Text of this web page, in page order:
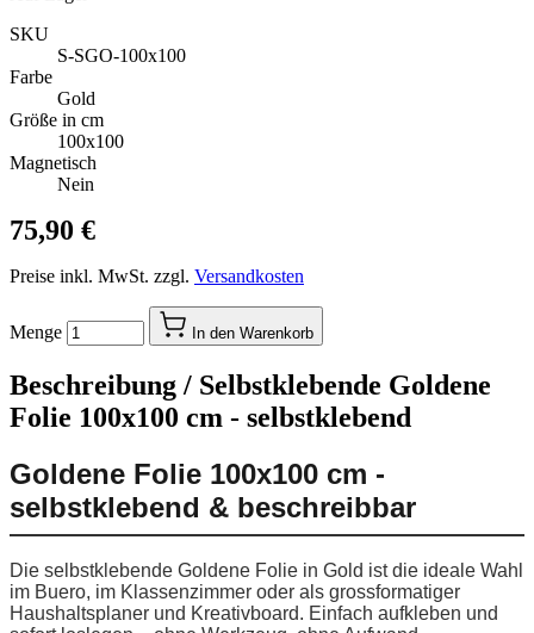
SKU
S-SGO-100x100
Farbe
Gold
Größe in cm
100x100
Magnetisch
Nein
75,90 €
Preise inkl. MwSt. zzgl. Versandkosten
Menge In den Warenkorb
Beschreibung / Selbstklebende Goldene
Folie 100x100 cm - selbstklebend
Goldene Folie 100x100 cm -
selbstklebend & beschreibbar
Die selbstklebende Goldene Folie in Gold ist die ideale Wahl
im Buero, im Klassenzimmer oder als grossformatiger
Haushaltsplaner und Kreativboard. Einfach aufkleben und